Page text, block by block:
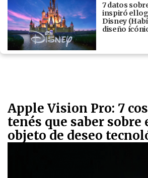
7 datos
inspiró el
Disney
diseño
Apple Vision Pro: 7
tenés que saber sobre
objeto de deseo